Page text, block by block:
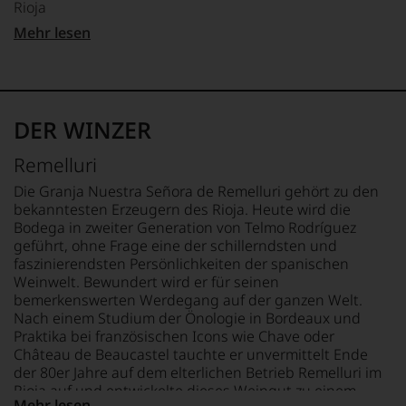
unserem
Webshop,
um
auf
hohem
sich
unsere
Weinselektion
bewegt.
Das
aber
genügt
uns
nicht
mehr.
Wir
haben
festgestellt,
dass
zunächst
Journalismus
Universität
Wisconsin.
Bedingt
durch
seinen
Vater
wandte
er
sich
aber
vor
allen
Dingen
nach
1978
zunehmend
der
Weinwelt
sich
seit
2012
hat.
hat
Kreativität
Innovationsgeist
Weinjournalismus
und
Weinbewertung
revolutioniert.
Der
studierte
Rechtsanwalt
verstand
sich
als
Sprachrohr
Rioja
QUALITÄTSSTUFE
REBSORTEN
22% Garnacha
BIO KENNZEICHNUNG
HÄNDLER
DE-ÖKO-006
BIO KENNZEICHNUNG
PRODUKT
ES-ECO-026-VAS
TRINKTEMPERATUR
18 °C
ALKOHOLGEHALT
0,75 L
Ø NÄHRWERTE PRO 100G
BRENNWERT
0 kJ / 0 kcal
FETT
0 g
davon gesättigte
Fettsäuren: 0 g
KOHLENHYDRATE
0 g
davon Zucker: 0 g
EIWEISS
0 g
Mehr lesen
DER WINZER
Remelluri
Die Granja Nuestra Señora de Remelluri gehört zu den
bekanntesten Erzeugern des Rioja. Heute wird die
Bodega in zweiter Generation von Telmo Rodríguez
geführt, ohne Frage eine der schillerndsten und
faszinierendsten Persönlichkeiten der spanischen
Weinwelt. Bewundert wird er für seinen
bemerkenswerten Werdegang auf der ganzen Welt.
Nach einem Studium der Önologie in Bordeaux und
Praktika bei französischen Icons wie Chave oder
Château de Beaucastel tauchte er unvermittelt Ende
der 80er Jahre auf dem elterlichen Betrieb Remelluri im
Rioja auf und entwickelte dieses Weingut zu einem